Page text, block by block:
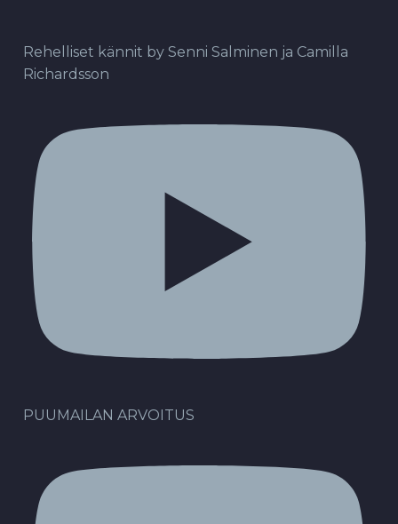
Rehelliset kännit by Senni Salminen ja Camilla
Richardsson
PUUMAILAN ARVOITUS